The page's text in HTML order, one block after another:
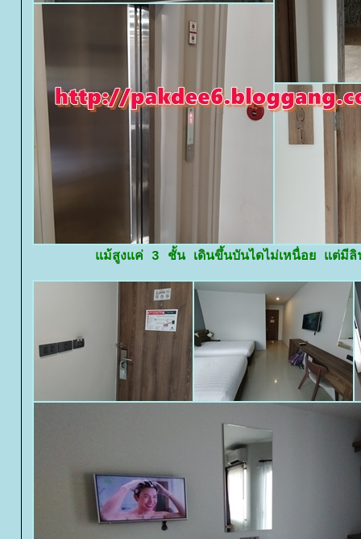
ม้สูงแค่ 3 ชั้น เดินขึ้นบันไดไม่เหนื่อย แต่มีลิ